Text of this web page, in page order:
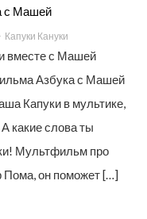
с Машей
Капуки Кануки
вместе с Машей
Азбука с Машей
Капуки в мультике,
какие слова ты
Мультфильм про
Пома, он поможет […]